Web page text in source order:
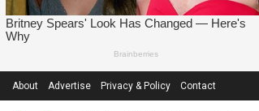
About Advertise Privacy & Policy Contact